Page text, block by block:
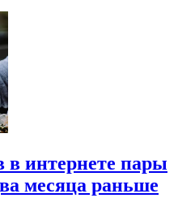
в интернете пары
месяца раньше